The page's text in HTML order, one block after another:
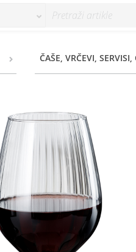
ČAŠE, VRČEVI, SERVISI,